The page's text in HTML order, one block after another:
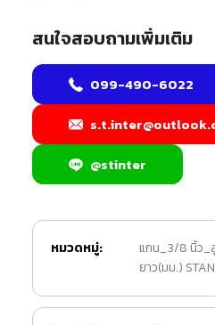
สนใจสอบถามเพิ่มเติม
099-490-6022
@stinter
หมวดหมู่:
แกน_3/8 นิ้ว_
ยาว(มม.)